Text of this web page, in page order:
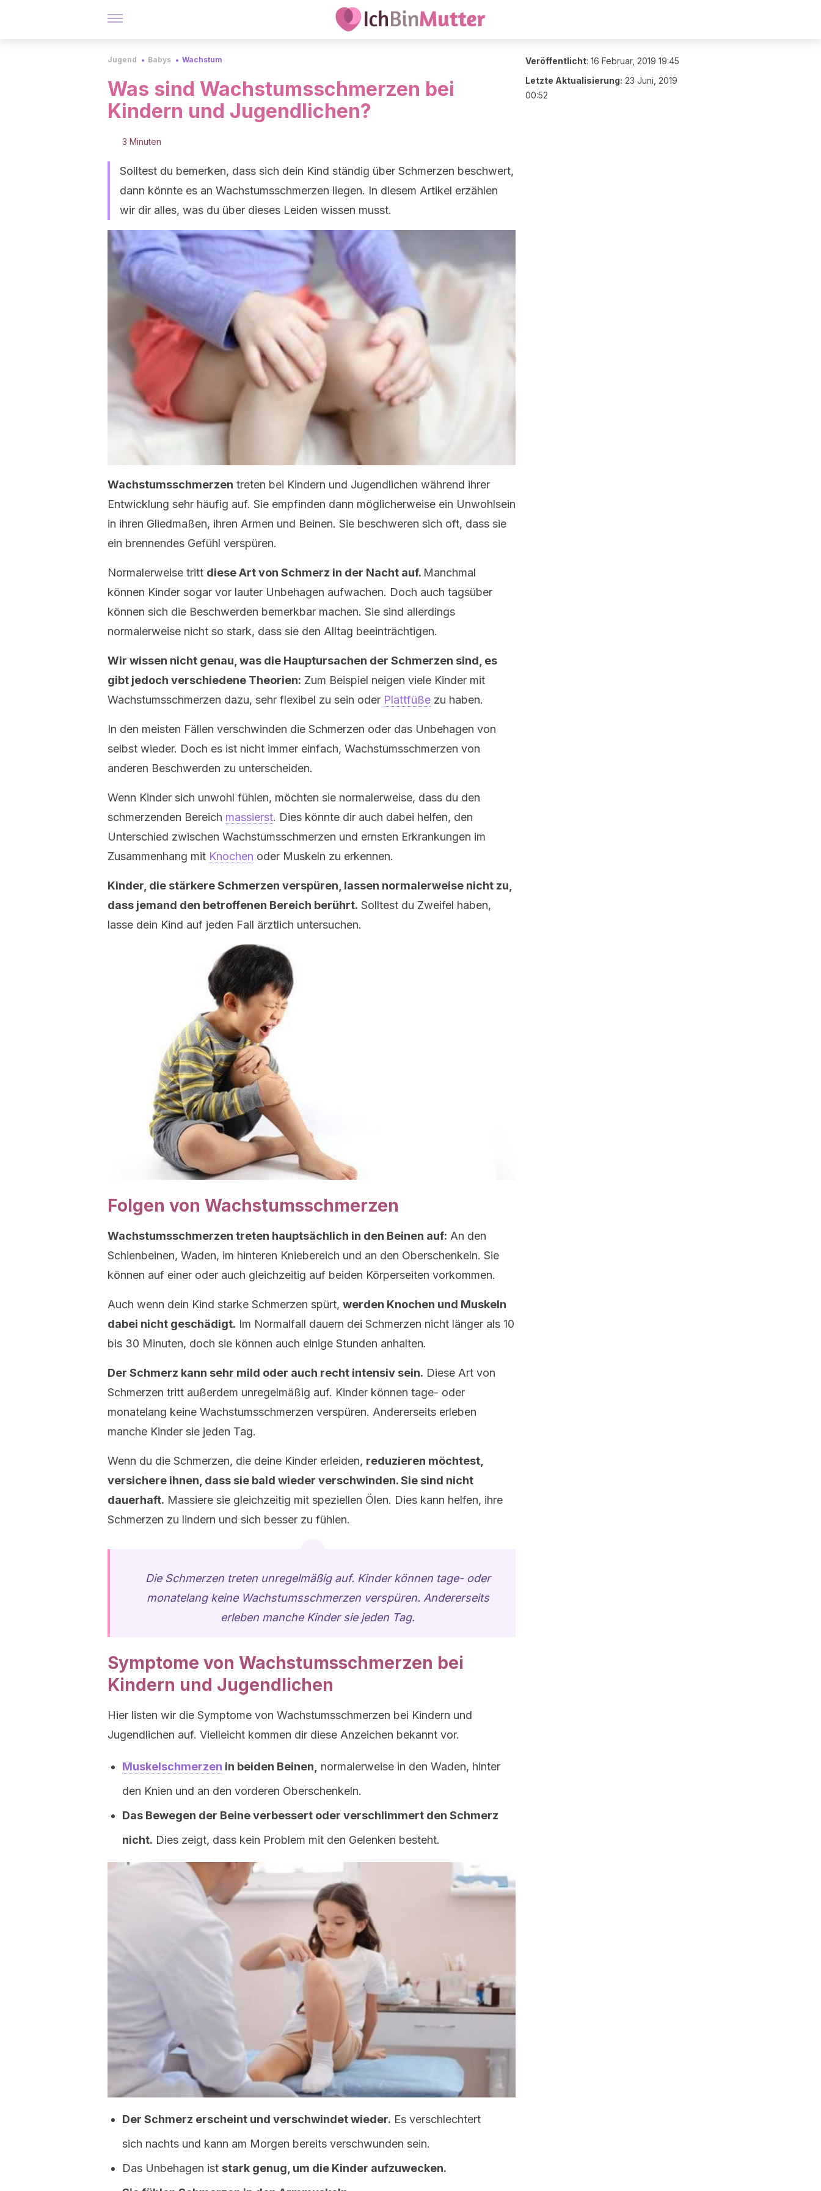
Jugend Babys Wachstum
Was sind Wachstumsschmerzen bei
Kindern und Jugendlichen?
3 Minuten
Solltest du bemerken, dass sich dein Kind ständig über Schmerzen beschwert,
dann könnte es an Wachstumsschmerzen liegen. In diesem Artikel erzählen
wir dir alles, was du über dieses Leiden wissen musst.
Wachstumsschmerzen treten bei Kindern und Jugendlichen während ihrer
Entwicklung sehr häufig auf. Sie empfinden dann möglicherweise ein Unwohlsein
in ihren Gliedmaßen, ihren Armen und Beinen. Sie beschweren sich oft, dass sie
ein brennendes Gefühl verspüren.
Normalerweise tritt diese Art von Schmerz in der Nacht auf. Manchmal
können Kinder sogar vor lauter Unbehagen aufwachen. Doch auch tagsüber
können sich die Beschwerden bemerkbar machen. Sie sind allerdings
normalerweise nicht so stark, dass sie den Alltag beeinträchtigen.
Wir wissen nicht genau, was die Hauptursachen der Schmerzen sind, es
gibt jedoch verschiedene Theorien: Zum Beispiel neigen viele Kinder mit
Wachstumsschmerzen dazu, sehr flexibel zu sein oder Plattfüße zu haben.
In den meisten Fällen verschwinden die Schmerzen oder das Unbehagen von
selbst wieder. Doch es ist nicht immer einfach, Wachstumsschmerzen von
anderen Beschwerden zu unterscheiden.
Wenn Kinder sich unwohl fühlen, möchten sie normalerweise, dass du den
schmerzenden Bereich massierst. Dies könnte dir auch dabei helfen, den
Unterschied zwischen Wachstumsschmerzen und ernsten Erkrankungen im
Zusammenhang mit Knochen oder Muskeln zu erkennen.
Kinder, die stärkere Schmerzen verspüren, lassen normalerweise nicht zu,
dass jemand den betroffenen Bereich berührt. Solltest du Zweifel haben,
lasse dein Kind auf jeden Fall ärztlich untersuchen.
Folgen von Wachstumsschmerzen
Wachstumsschmerzen treten hauptsächlich in den Beinen auf: An den
Schienbeinen, Waden, im hinteren Kniebereich und an den Oberschenkeln. Sie
können auf einer oder auch gleichzeitig auf beiden Körperseiten vorkommen.
Auch wenn dein Kind starke Schmerzen spürt, werden Knochen und Muskeln
dabei nicht geschädigt. Im Normalfall dauern dei Schmerzen nicht länger als 10
bis 30 Minuten, doch sie können auch einige Stunden anhalten.
Der Schmerz kann sehr mild oder auch recht intensiv sein. Diese Art von
Schmerzen tritt außerdem unregelmäßig auf. Kinder können tage- oder
monatelang keine Wachstumsschmerzen verspüren. Andererseits erleben
manche Kinder sie jeden Tag.
Wenn du die Schmerzen, die deine Kinder erleiden, reduzieren möchtest,
versichere ihnen, dass sie bald wieder verschwinden. Sie sind nicht
dauerhaft. Massiere sie gleichzeitig mit speziellen Ölen. Dies kann helfen, ihre
Schmerzen zu lindern und sich besser zu fühlen.
Die Schmerzen treten unregelmäßig auf. Kinder können tage- oder
monatelang keine Wachstumsschmerzen verspüren. Andererseits
erleben manche Kinder sie jeden Tag.
Symptome von Wachstumsschmerzen bei
Kindern und Jugendlichen
Hier listen wir die Symptome von Wachstumsschmerzen bei Kindern und
Jugendlichen auf. Vielleicht kommen dir diese Anzeichen bekannt vor.
Muskelschmerzen in beiden Beinen,
normalerweise in den Waden, hinter
den Knien und an den vorderen Oberschenkeln.
Das Bewegen der Beine verbessert oder verschlimmert den Schmerz
nicht. Dies zeigt, dass kein Problem mit den Gelenken besteht.
Der Schmerz erscheint und verschwindet wieder. Es verschlechtert
sich nachts und kann am Morgen bereits verschwunden sein.
Das Unbehagen ist stark genug, um die Kinder aufzuwecken.
Veröffentlicht: 16 Februar, 2019 19:45
Letzte Aktualisierung: 23 Juni, 2019
00:52